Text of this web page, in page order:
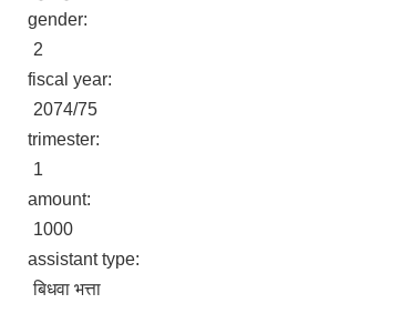
gender:
2
fiscal year:
2074/75
trimester:
1
amount:
1000
assistant type:
बिधवा भत्ता